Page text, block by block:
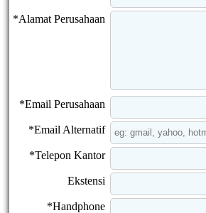
*Alamat Perusahaan
*Email Perusahaan
*Email Alternatif
*Telepon Kantor
Ekstensi
*Handphone